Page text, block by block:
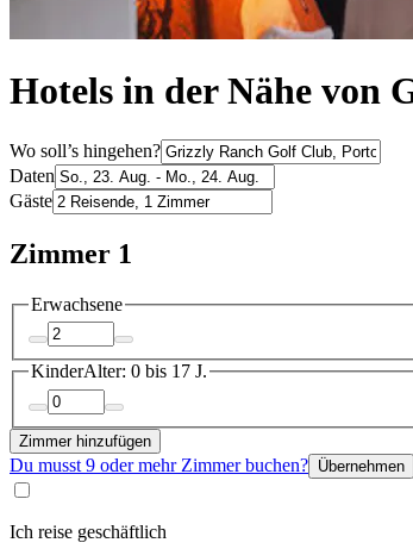
Hotels in der Nähe von
Wo soll’s hingehen?
Daten
Gäste
Zimmer 1
Erwachsene
KinderAlter: 0 bis 17 J.
Zimmer hinzufügen
Du musst 9 oder mehr Zimmer buchen? Übernehmen
Ich reise geschäftlich